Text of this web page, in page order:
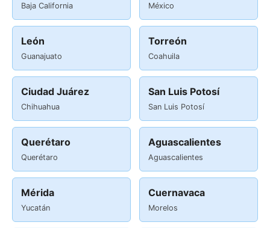
Baja California México
León
Guanajuato
Torreón
Coahuila
Ciudad Juárez
Chihuahua
San Luis Potosí
San Luis Potosí
Querétaro
Querétaro
Aguascalientes
Aguascalientes
Mérida
Yucatán
Cuernavaca
Morelos